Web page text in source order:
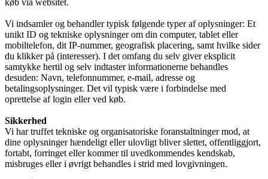
Vi indsamler og behandler typisk følgende typer af oplysninger: Et
unikt ID og tekniske oplysninger om din computer, tablet eller
mobiltelefon, dit IP-nummer, geografisk placering, samt hvilke sider
du klikker på (interesser). I det omfang du selv giver eksplicit
samtykke hertil og selv indtaster informationerne behandles
desuden: Navn, telefonnummer, e-mail, adresse og
betalingsoplysninger. Det vil typisk være i forbindelse med
oprettelse af login eller ved køb.
Sikkerhed
Vi har truffet tekniske og organisatoriske foranstaltninger mod, at
dine oplysninger hændeligt eller ulovligt bliver slettet, offentliggjort,
fortabt, forringet eller kommer til uvedkommendes kendskab,
misbruges eller i øvrigt behandles i strid med lovgivningen.